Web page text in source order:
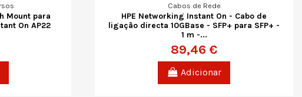
Mount para
On AP22
Cabos de Rede
HPE Networking Instant On - Cabo de
ligação directa 10GBase - SFP+ para SFP+ -
1 m -...
89,46 €
Adicionar